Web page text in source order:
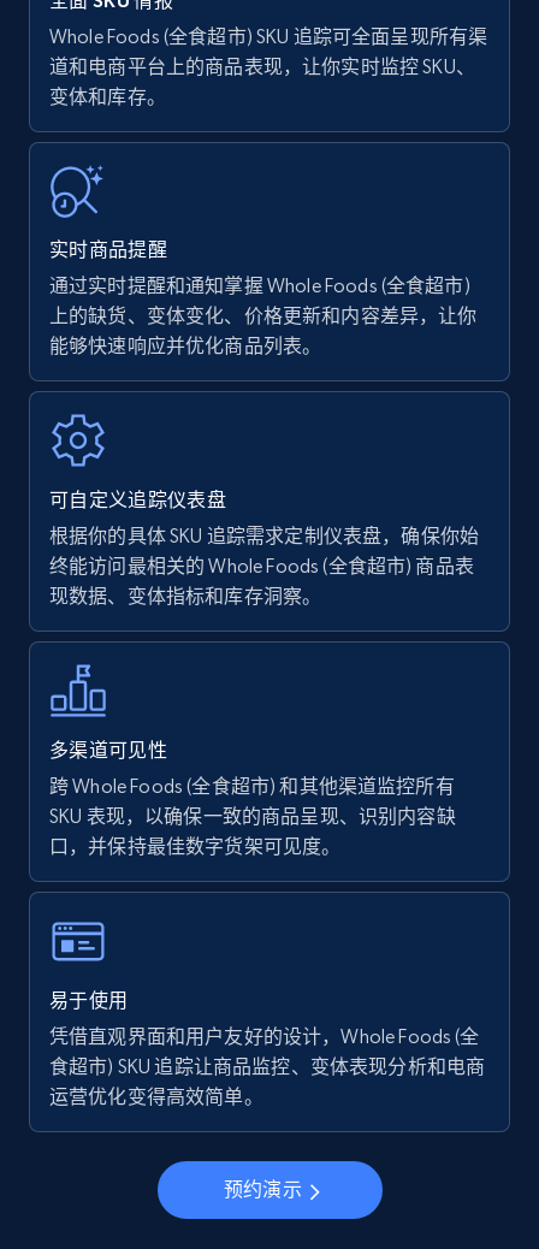
Amazon Reviews
URL, Product name, Product rating, Product
rating object, Product rating max, Rating,
Author name, Asin, and more.
Walmart - products
URL, Final price, Sku, Currency, Gtin,
Specifications, Image urls, Top reviews, and
more.
5.6K+ 876+
using specific category URL
URL, Final price, Sku, Currency, Gtin,
Specifications, Image urls, Top reviews, and
more.
5.6K+ 876+ 立即开始
Walmart - products - Collects products by
specific keywords
URL, Final price, Sku, Currency, Gtin,
Specifications, Image urls, Top reviews, and
more.
5.6K+ 876+
Walmart - products - Discover products by
Whole Foods (全食超市) SKU 追踪可全面呈现所有渠
道和电商平台上的商品表现，让你实时监控 SKU、
变体和库存。
实时商品提醒
通过实时提醒和通知掌握 Whole Foods (全食超市)
上的缺货、变体变化、价格更新和内容差异，让你
能够快速响应并优化商品列表。
可自定义追踪仪表盘
根据你的具体 SKU 追踪需求定制仪表盘，确保你始
终能访问最相关的 Whole Foods (全食超市) 商品表
现数据、变体指标和库存洞察。
多渠道可见性
跨 Whole Foods (全食超市) 和其他渠道监控所有
SKU 表现，以确保一致的商品呈现、识别内容缺
口，并保持最佳数字货架可见度。
易于使用
凭借直观界面和用户友好的设计，Whole Foods (全
食超市) SKU 追踪让商品监控、变体表现分析和电商
运营优化变得高效简单。
预约演示